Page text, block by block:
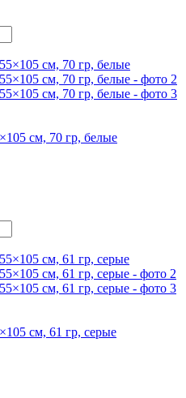
см, 70 гр, белые
см, 61 гр, серые